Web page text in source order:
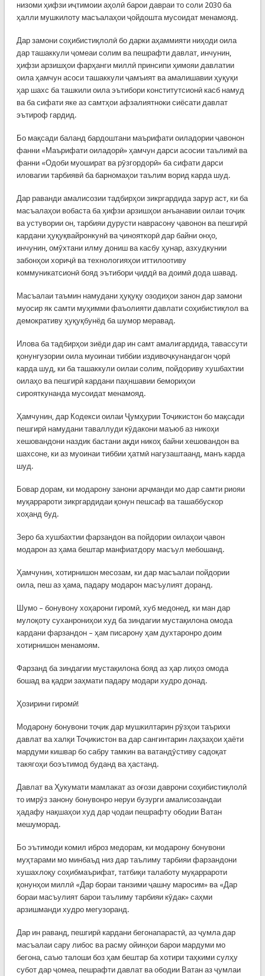
низоми ҳифзи иҷтимоии аҳолӣ барои давраи то соли 2030 ба
ҳалли мушкилоту масъалаҳои ҷойдошта мусоидат менамояд.
Дар замони соҳибистиқлолӣ бо дарки аҳаммияти ниҳоди оила
дар ташаккули ҷомеаи солим ва пешрафти давлат, инчунин,
ҳифзи арзишҳои фарҳанги миллӣ принсипи ҳимояи давлатии
оила ҳамчун асоси ташаккули ҷамъият ва амалишавии ҳуқуқи
ҳар шахс ба ташкили оила эътибори конститутсионӣ касб намуд
ва ба сифати яке аз самтҳои афзалиятноки сиёсати давлат
эътироф гардид.
Бо мақсади баланд бардоштани маърифати оиладории ҷавонон
фанни «Маърифати оиладорӣ» ҳамчун дарси асосии таълимӣ ва
фанни «Одоби муошират ва рӯзгордорӣ» ба сифати дарси
иловагии тарбиявӣ ба барномаҳои таълим ворид карда шуд.
Дар раванди амалисозии тадбирҳои зикргардида зарур аст, ки ба
масъалаҳои вобаста ба ҳифзи арзишҳои анъанавии оилаи тоҷик
ва устувории он, тарбияи дурусти наврасону ҷавонон ва пешгирӣ
кардани ҳуқуқвайронкунӣ ва ҷинояткорӣ дар байни онҳо,
инчунин, омӯхтани илму дониш ва касбу ҳунар, азхудкунии
забонҳои хориҷӣ ва технологияҳои иттилоотиву
коммуникатсионӣ бояд эътибори ҷиддӣ ва доимӣ дода шавад.
Масъалаи таъмин намудани ҳуқуқу озодиҳои занон дар замони
муосир як самти муҳимми фаъолияти давлати соҳибистиқлол ва
демокративу ҳуқуқбунёд ба шумор меравад.
Илова ба тадбирҳои зиёди дар ин самт амалигардида, тавассути
қонунгузории оила муоинаи тиббии издивоҷкунандагон ҷорӣ
карда шуд, ки ба ташаккули оилаи солим, пойдориву хушбахтии
оилаҳо ва пешгирӣ кардани паҳншавии бемориҳои
сирояткунанда мусоидат менамояд.
Ҳамчунин, дар Кодекси оилаи Ҷумҳурии Тоҷикистон бо мақсади
пешгирӣ намудани таваллуди кӯдакони маъюб аз никоҳи
хешовандони наздик бастани ақди никоҳ байни хешовандон ва
шахсоне, ки аз муоинаи тиббии ҳатмӣ нагузаштаанд, манъ карда
шуд.
Бовар дорам, ки модарону занони арҷманди мо дар самти риояи
муқаррароти зикргардидаи қонун пешсаф ва ташаббускор
хоҳанд буд.
Зеро ба хушбахтии фарзандон ва пойдории оилаҳои ҷавон
модарон аз ҳама бештар манфиатдору масъул мебошанд.
Ҳамчунин, хотирнишон месозам, ки дар масъалаи пойдории
оила, пеш аз ҳама, падару модарон масъулият доранд.
Шумо – бонувону хоҳарони гиромӣ, хуб медонед, ки ман дар
мулоқоту суханрониҳои худ ба зиндагии мустақилона омода
кардани фарзандон – ҳам писарону ҳам духтаронро доим
хотирнишон менамоям.
Фарзанд ба зиндагии мустақилона бояд аз ҳар лиҳоз омода
бошад ва қадри заҳмати падару модари худро донад.
Ҳозирини гиромӣ!
Модарону бонувони тоҷик дар мушкилтарин рӯзҳои таърихи
давлат ва халқи Тоҷикистон ва дар сангинтарин лаҳзаҳои ҳаёти
мардуми кишвар бо сабру тамкин ва ватандӯстиву садоқат
такягоҳи боэътимод буданд ва ҳастанд.
Давлат ва Ҳукумати мамлакат аз оғози даврони соҳибистиқлолӣ
то имрӯз занону бонувонро неруи бузурги амалисозандаи
ҳадафу нақшаҳои худ дар ҷодаи пешрафту ободии Ватан
мешуморад.
Бо эътимоди комил иброз медорам, ки модарону бонувони
муҳтарами мо минбаъд низ дар таълиму тарбияи фарзандони
хушахлоқу соҳибмаърифат, татбиқи талаботу муқаррароти
қонунҳои миллӣ «Дар бораи танзими ҷашну маросим» ва «Дар
бораи масъулият барои таълиму тарбияи кӯдак» саҳми
арзишманди худро мегузоранд.
Дар ин раванд, пешгирӣ кардани бегонапарастӣ, аз ҷумла дар
масъалаи сару либос ва расму ойинҳои барои мардуми мо
бегона, саъю талоши боз ҳам бештар ба хотири таҳкими сулҳу
субот дар ҷомеа, пешрафти давлат ва ободии Ватан аз ҷумлаи